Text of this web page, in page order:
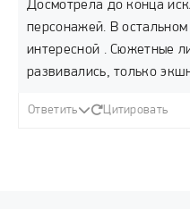
Досмотрела до конца
персонажей. В
интересной . Сюжетные
развивались, только
Ответить Цитировать